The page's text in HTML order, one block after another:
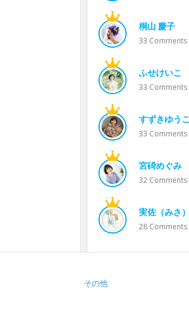
桐山 慶子
33 Comments
ふせけいこ
33 Comments
すずきゆうこ
33 Comments
宮碕めぐみ
32 Comments
実佐（みさ）
28 Comments
その他